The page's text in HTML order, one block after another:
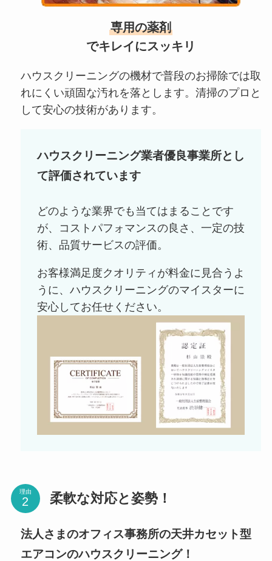
専用の薬剤
でキレイにスッキリ
ハウスクリーニングの機材で普段のお掃除では取
れにくい頑固な汚れを落とします。清掃のプロと
して安心の技術があります。
ハウスクリーニング業者優良事業所とし
て評価されています
どのような業界でも当てはまることです
が、コストパフォマンスの良さ、一定の技
術、品質サービスの評価。
お客様満足度クオリティが料金に見合うよ
うに、ハウスクリーニングのマイスターに
安心してお任せください。
理由 柔軟な対応と姿勢！
法人さまのオフィス事務所の天井カセット型
エアコンのハウスクリーニング！